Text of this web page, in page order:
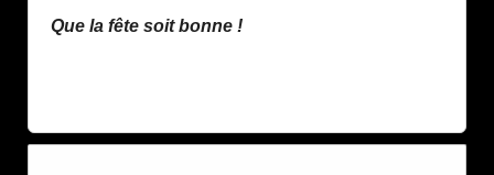
Que la fête soit bonne !